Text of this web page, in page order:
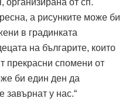
от сп.
а рисунките може би
в градинката
на българите, които
прекрасни спомени от
би един ден да
завърнат у нас.“